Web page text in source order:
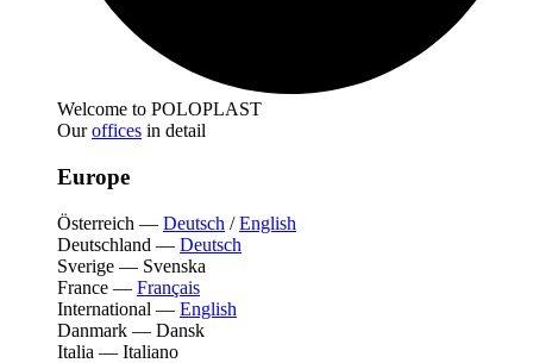
Welcome to POLOPLAST
Ouroffices in detail
Europe
Österreich — Deutsch /English
Deutschland — Deutsch
Sverige — Svenska
France — Français
International — English
Danmark — Dansk
Italia — Italiano